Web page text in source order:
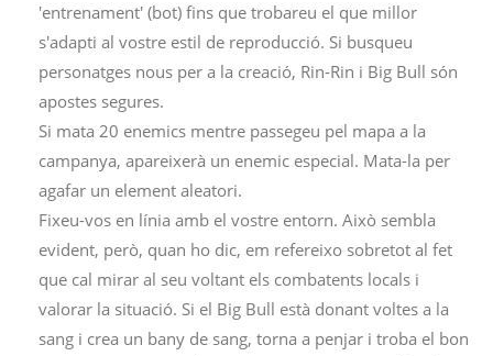
'entrenament' (bot) fins que trobareu el que millor
s'adapti al vostre estil de reproducció. Si busqueu
personatges nous per a la creació, Rin-Rin i Big Bull són
apostes segures.
Si mata 20 enemics mentre passegeu pel mapa a la
campanya, apareixerà un enemic especial. Mata-la per
agafar un element aleatori.
Fixeu-vos en línia amb el vostre entorn. Això sembla
evident, però, quan ho dic, em refereixo sobretot al fet
que cal mirar al seu voltant els combatents locals i
valorar la situació. Si el Big Bull està donant voltes a la
sang i crea un bany de sang, torna a penjar i troba el bon